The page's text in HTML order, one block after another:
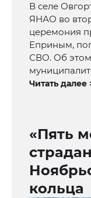
В селе
ЯНАО во
церемония
Еприным,
СВО. Об
Читать далее
«Пять
кольца